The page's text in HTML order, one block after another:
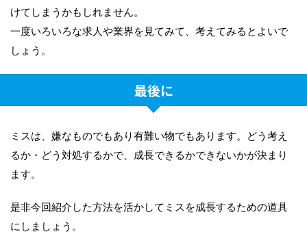
けてしまうかもしれません。
一度いろいろな求人や業界を見てみて、考えてみるとよいで
しょう。
最後に
ミスは、嫌なものでもあり有難い物でもあります。どう考え
るか・どう対処するかで、成長できるかできないかが決まり
ます。
是非今回紹介した方法を活かしてミスを成長するための道具
にしましょう。